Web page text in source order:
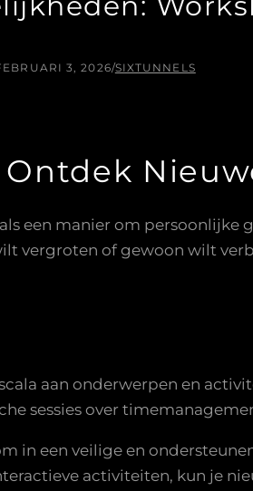
3, 2026/SIXTUNNELS
een manier om persoonlijke
vergroten of gewoon wilt
aan onderwerpen en
sessies over
in een veilige en
activiteiten, kun je